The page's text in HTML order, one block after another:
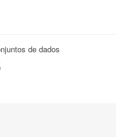
de dados